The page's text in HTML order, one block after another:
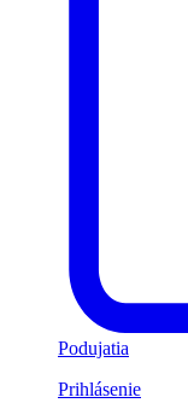
Podujatia
Prihlásenie